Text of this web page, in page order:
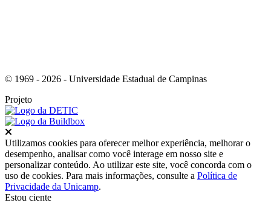
© 1969 - 2026 - Universidade Estadual de Campinas
Projeto
Utilizamos cookies para oferecer melhor experiência, melhorar o
desempenho, analisar como você interage em nosso site e
personalizar conteúdo. Ao utilizar este site, você concorda com o
uso de cookies. Para mais informações, consulte a Política de
Privacidade da Unicamp.
Estou ciente